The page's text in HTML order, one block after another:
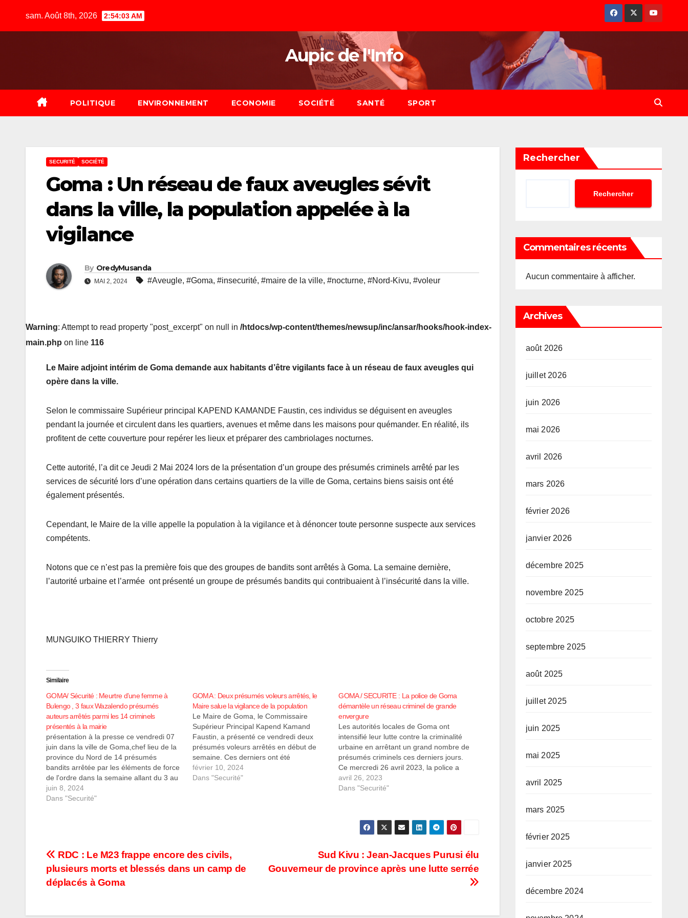
sam. Août 8th, 2026 2:54:04 AM
Aupic de l'Info
POLITIQUE ENVIRONNEMENT ECONOMIE SOCIÉTÉ SANTÉ SPORT
SECURITÉ SOCIÉTÉ
Goma : Un réseau de faux aveugles sévit
dans la ville, la population appelée à la
vigilance
By OredyMusanda
MAI 2, 2024 #Aveugle, #Goma, #insecurité, #maire de la ville, #nocturne, #Nord-Kivu, #voleur
Warning: Attempt to read property "post_excerpt" on null in /htdocs/wp-content/themes/newsup/inc/ansar/hooks/hook-index-
main.php on line 116
Le Maire adjoint intérim de Goma demande aux habitants d’être vigilants face à un réseau de faux aveugles qui
opère dans la ville.
Selon le commissaire Supérieur principal KAPEND KAMANDE Faustin, ces individus se déguisent en aveugles
pendant la journée et circulent dans les quartiers, avenues et même dans les maisons pour quémander. En réalité, ils
profitent de cette couverture pour repérer les lieux et préparer des cambriolages nocturnes.
Cette autorité, l’a dit ce Jeudi 2 Mai 2024 lors de la présentation d’un groupe des présumés criminels arrêté par les
services de sécurité lors d’une opération dans certains quartiers de la ville de Goma, certains biens saisis ont été
également présentés.
Cependant, le Maire de la ville appelle la population à la vigilance et à dénoncer toute personne suspecte aux services
compétents.
Notons que ce n’est pas la première fois que des groupes de bandits sont arrêtés à Goma. La semaine dernière,
l’autorité urbaine et l’armée ont présenté un groupe de présumés bandits qui contribuaient à l’insécurité dans la ville.
MUNGUIKO THIERRY Thierry
Similaire
GOMA/ Sécurité : Meurtre d’une femme à
Bulengo , 3 faux Wazalendo présumés
auteurs arrêtés parmi les 14 criminels
présentés à la mairie
présentation à la presse ce vendredi 07
juin dans la ville de Goma,chef lieu de la
province du Nord de 14 présumés
bandits arrêtée par les éléments de force
de l'ordre dans la semaine allant du 3 au
7 juin 2024. procédant à leurs
présentations, le commissaire supérieur
juin 8, 2024
Dans "Securité"
GOMA : Deux présumés voleurs arrêtés, le
Maire salue la vigilance de la population
Le Maire de Goma, le Commissaire
Supérieur Principal Kapend Kamand
Faustin, a présenté ce vendredi deux
présumés voleurs arrêtés en début de
semaine. Ces derniers ont été
appréhendés par la Police Nationale
Congolaise (PNC) après une opération
février 10, 2024
Dans "Securité"
GOMA / SECURITE : La police de Goma
démantèle un réseau criminel de grande
envergure
Les autorités locales de Goma ont
intensifié leur lutte contre la criminalité
urbaine en arrêtant un grand nombre de
présumés criminels ces derniers jours.
Ce mercredi 26 avril 2023, la police a
présenté à la mairie 28 présumés
criminels et leurs dépendants, dont 5
avril 26, 2023
Dans "Securité"
Navigation
de
Sud Kivu : Jean-Jacques Purusi élu
Gouverneur de province après une lutte serrée
RDC : Le M23 frappe encore des civils,
plusieurs morts et blessés dans un camp de
déplacés à Goma
Rechercher
Rechercher
Commentaires récents
Aucun commentaire à afficher.
Archives
août 2026
juillet 2026
juin 2026
mai 2026
avril 2026
mars 2026
février 2026
janvier 2026
décembre 2025
novembre 2025
octobre 2025
septembre 2025
août 2025
juillet 2025
juin 2025
mai 2025
avril 2025
mars 2025
février 2025
janvier 2025
décembre 2024